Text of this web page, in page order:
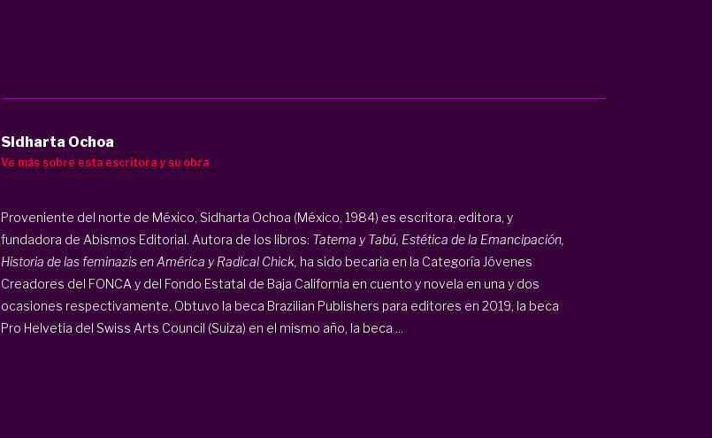
Sidharta Ochoa
Ve más sobre esta escritora y su obra
Proveniente del norte de México, Sidharta Ochoa (México, 1984) es escritora, editora, y
fundadora de Abismos Editorial. Autora de los libros: Tatema y Tabú, Estética de la Emancipación,
Historia de las feminazis en América y Radical Chick, ha sido becaria en la Categoría Jóvenes
Creadores del FONCA y del Fondo Estatal de Baja California en cuento y novela en una y dos
ocasiones respectivamente. Obtuvo la beca Brazilian Publishers para editores en 2019, la beca
Pro Helvetia del Swiss Arts Council (Suiza) en el mismo año, la beca ...